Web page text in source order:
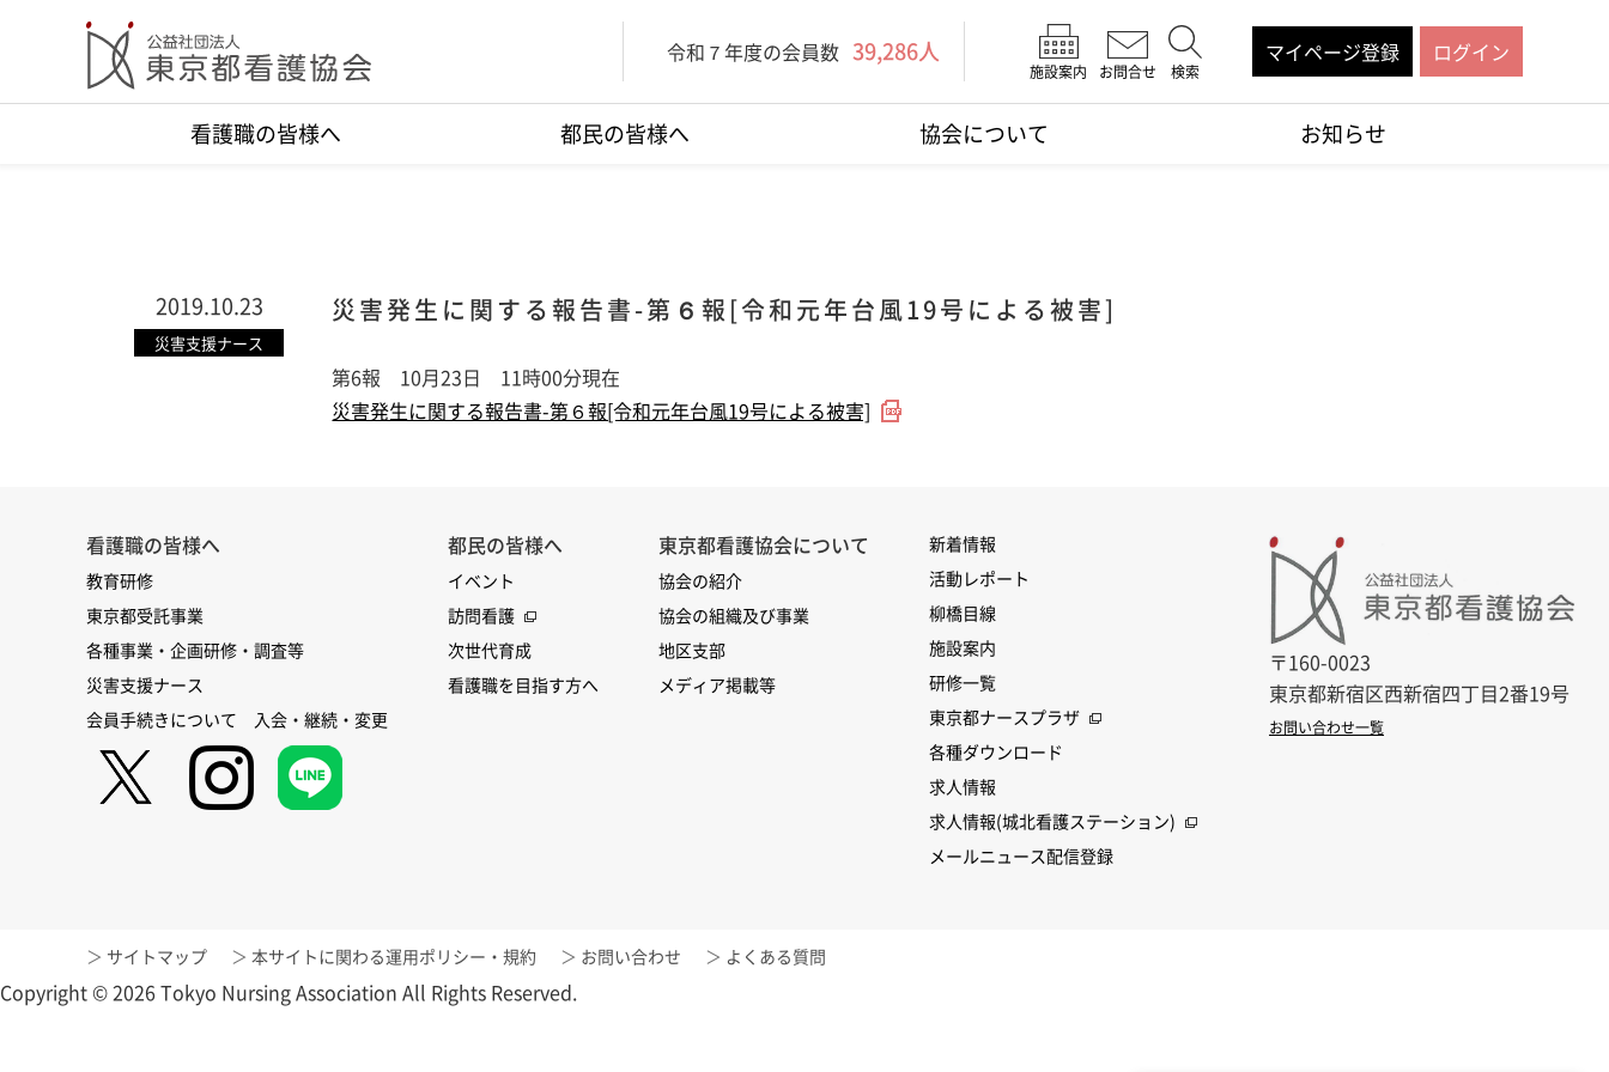
令和７年度の会員数 39,286人
施設案内 お問合せ 検索
マイページ登録 ログイン
看護職の皆様へ 都民の皆様へ 協会について お知らせ
2019.10.23
災害支援ナース
災害発生に関する報告書-第６報[令和元年台風19号による被害]
第6報 10月23日 11時00分現在
災害発生に関する報告書-第６報[令和元年台風19号による被害]
看護職の皆様へ
教育研修
東京都受託事業
各種事業・企画研修・調査等
災害支援ナース
会員手続きについて 入会・継続・変更
都民の皆様へ
イベント
訪問看護
次世代育成
看護職を目指す方へ
東京都看護協会について
協会の紹介
協会の組織及び事業
地区支部
メディア掲載等
新着情報
活動レポート
柳橋目線
施設案内
研修一覧
東京都ナースプラザ
各種ダウンロード
求人情報
求人情報(城北看護ステーション)
メールニュース配信登録
〒160-0023
東京都新宿区西新宿四丁目2番19号
お問い合わせ一覧
サイトマップ 本サイトに関わる運用ポリシー・規約 お問い合わせ よくある質問
Copyright © 2026 Tokyo Nursing Association All Rights Reserved.